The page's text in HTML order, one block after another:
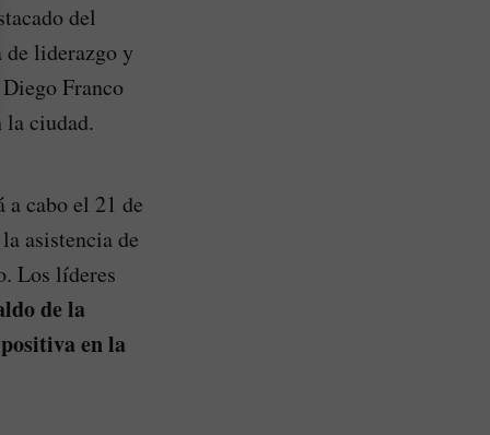
del
de liderazgo y
Franco
la ciudad.
cabo el 21 de
asistencia de
Los líderes
de la
en la